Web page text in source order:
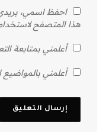
احفظ اسمي، بريدي
هذا المتصفح
أعلمني بمتابعة
أعلمني بالمواضيع